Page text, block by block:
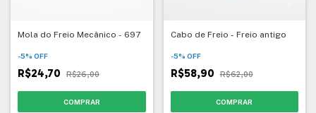
Mola do Freio Mecânico - 697
-5% OFF
R$24,70 R$26,00
Cabo de Freio - Freio antigo
-5% OFF
R$58,90 R$62,00